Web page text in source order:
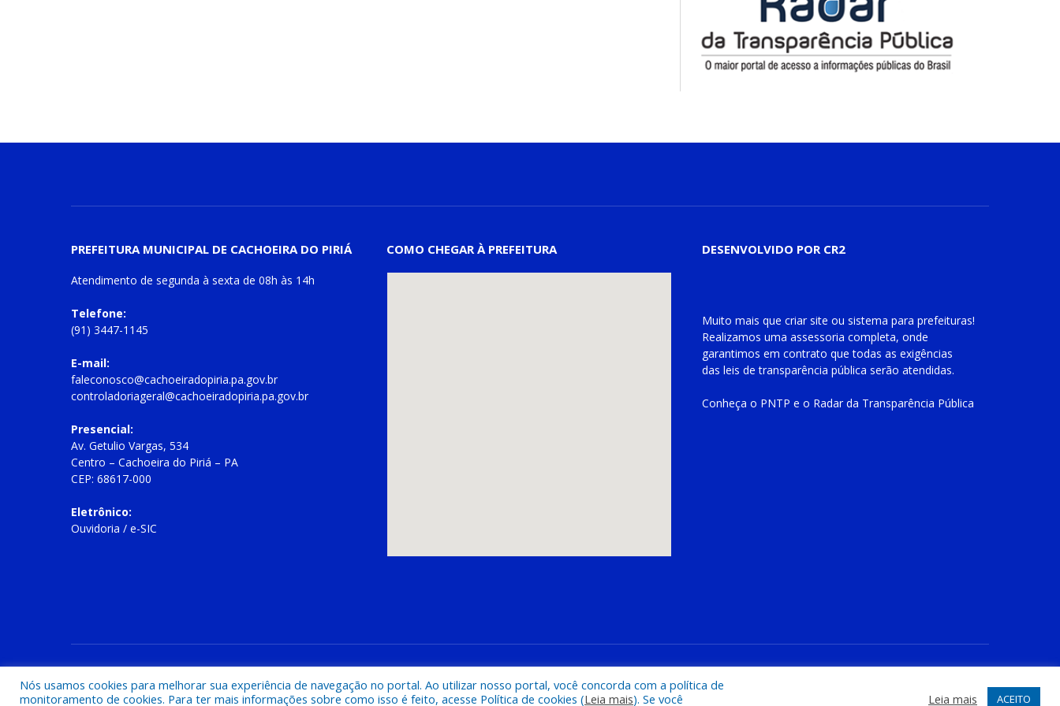
PREFEITURA MUNICIPAL DE CACHOEIRA DO PIRIÁ
Atendimento de segunda à sexta de 08h às 14h
Telefone:
(91) 3447-1145
E-mail:
faleconosco@cachoeiradopiria.pa.gov.br
controladoriageral@cachoeiradopiria.pa.gov.br
Presencial:
Av. Getulio Vargas, 534
Centro – Cachoeira do Piriá – PA
CEP: 68617-000
Eletrônico:
Ouvidoria / e-SIC
COMO CHEGAR À PREFEITURA DESENVOLVIDO POR CR2
Muito mais que criar site ou sistema para prefeituras!
Realizamos uma assessoria completa, onde
garantimos em contrato que todas as exigências
das leis de transparência pública serão atendidas.
Conheça o PNTP e o Radar da Transparência Pública
Nós usamos cookies para melhorar sua experiência de navegação no portal. Ao utilizar nosso portal, você concorda com a política de
monitoramento de cookies. Para ter mais informações sobre como isso é feito, acesse Política de cookies (Leia mais). Se você
Leia mais ACEITO